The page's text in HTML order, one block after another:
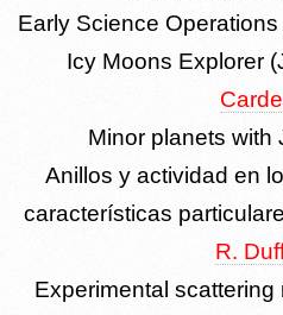
Early Science
Icy Moons Explorer
Minor planets with
Anillos y actividad en
características
R.
Experimental